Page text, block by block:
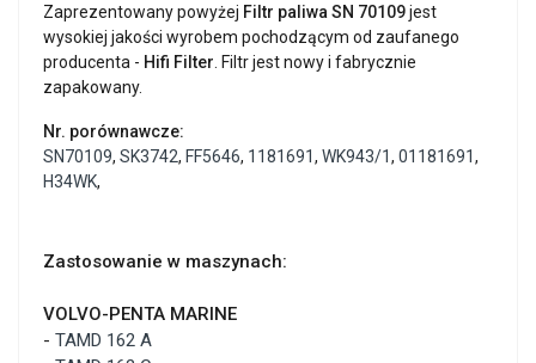
Zaprezentowany powyżej Filtr paliwa SN 70109jest
wysokiej jakości wyrobem pochodzącym od zaufanego
producenta - Hifi Filter . Filtr jest nowy i fabrycznie
zapakowany.
Nr. porównawcze:
SN70109, SK3742, FF5646, 1181691, WK943/1, 01181691,
H34WK,
Zastosowanie w maszynach:
VOLVO-PENTA MARINE
- TAMD 162 A